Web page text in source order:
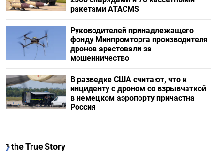
ракетами ATACMS
Руководителей принадлежащего
фонду Минпромторга производителя
дронов арестовали за
мошенничество
В разведке США считают, что к
инциденту с дроном со взрывчаткой
в немецком аэропорту причастна
Россия